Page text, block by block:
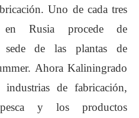
Uno de cada tres
en Rusia procede de
de las plantas de
Ahora Kaliningrado
de fabricación,
y los productos